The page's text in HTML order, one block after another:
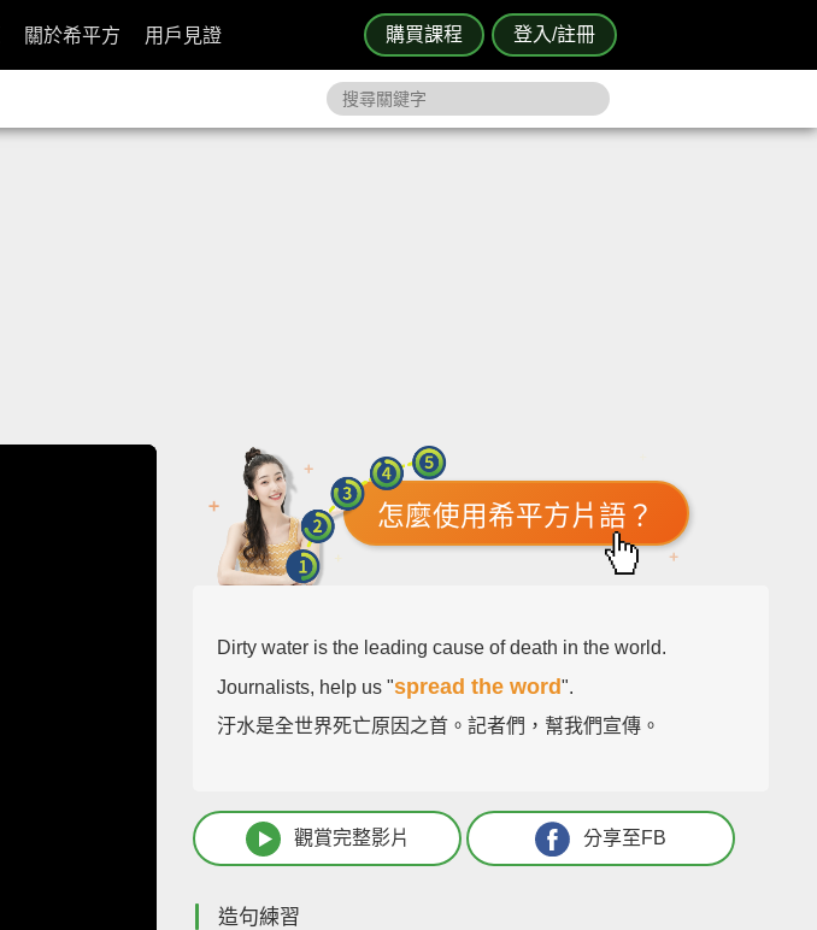
購買課程 登入/註冊
關於希平方 用戶見證
怎麼使用希平方片語？
Dirty water is the leading cause of death in the world.
Journalists, help us "spread the word".
汙水是全世界死亡原因之首。記者們，幫我們宣傳。
觀賞完整影片 分享至FB
造句練習